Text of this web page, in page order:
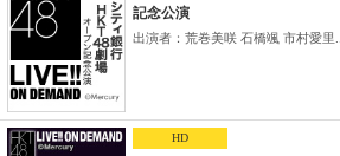
記念公演
出演者：荒巻美咲 石橋颯 市村愛里...
HD